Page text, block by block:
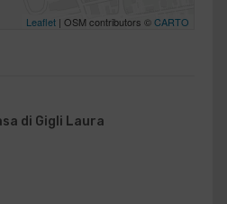
Leaflet | OSM contributors ©CARTO